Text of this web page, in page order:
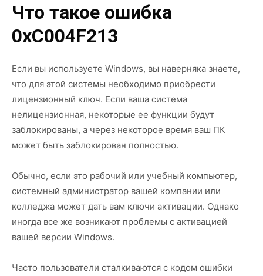
Что такое ошибка
0xC004F213
Если вы используете Windows, вы наверняка знаете,
что для этой системы необходимо приобрести
лицензионный ключ. Если ваша система
нелицензионная, некоторые ее функции будут
заблокированы, а через некоторое время ваш ПК
может быть заблокирован полностью.
Обычно, если это рабочий или учебный компьютер,
системный администратор вашей компании или
колледжа может дать вам ключи активации. Однако
иногда все же возникают проблемы с активацией
вашей версии Windows.
Часто пользователи сталкиваются с кодом ошибки